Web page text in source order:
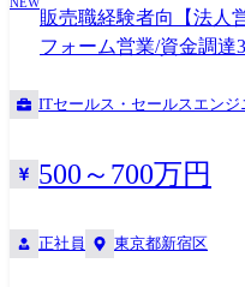
ォローまで一気通貫で担うポジシ
販売職経験者向【法人
フォーム営業/資金調達
ITセールス・セールスエンジ
500～700万円
正社員 東京都新宿区